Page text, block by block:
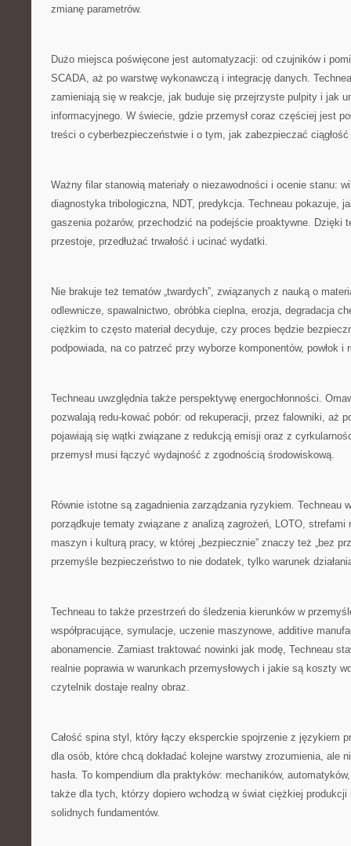
zmianę parametrów.
Dużo miejsca poświęcone jest automatyzacji: od czujników i
SCADA, aż po warstwę wykonawczą i integrację danych.
zamieniają się w reakcje, jak buduje się przejrzyste pulpity i jak
informacyjnego. W świecie, gdzie przemysł coraz częściej jest
treści o cyberbezpieczeństwie i o tym, jak zabezpieczać
Ważny filar stanowią materiały o niezawodności i ocenie stanu:
diagnostyka tribologiczna, NDT, predykcja. Techneau pokazuje,
gaszenia pożarów, przechodzić na podejście proaktywne. Dzięki
przestoje, przedłużać trwałość i ucinać wydatki.
Nie brakuje też tematów „twardych”, związanych z nauką o
odlewnicze, spawalnictwo, obróbka cieplna, erozja, degradacja
ciężkim to często materiał decyduje, czy proces będzie
podpowiada, na co patrzeć przy wyborze komponentów, powłok
Techneau uwzględnia także perspektywę energochłonności.
pozwalają redu-kować pobór: od rekuperacji, przez falowniki, aż
pojawiają się wątki związane z redukcją emisji oraz z
przemysł musi łączyć wydajność z zgodnością środowiskową.
Równie istotne są zagadnienia zarządzania ryzykiem. Techneau
porządkuje tematy związane z analizą zagrożeń, LOTO, strefami
maszyn i kulturą pracy, w której „bezpiecznie” znaczy też „bez
przemyśle bezpieczeństwo to nie dodatek, tylko warunek
Techneau to także przestrzeń do śledzenia kierunków w
współpracujące, symulacje, uczenie maszynowe, additive
abonamencie. Zamiast traktować nowinki jak modę, Techneau
realnie poprawia w warunkach przemysłowych i jakie są koszty
czytelnik dostaje realny obraz.
Całość spina styl, który łączy eksperckie spojrzenie z językiem
dla osób, które chcą dokładać kolejne warstwy zrozumienia, ale
hasła. To kompendium dla praktyków: mechaników,
także dla tych, którzy dopiero wchodzą w świat ciężkiej
solidnych fundamentów.